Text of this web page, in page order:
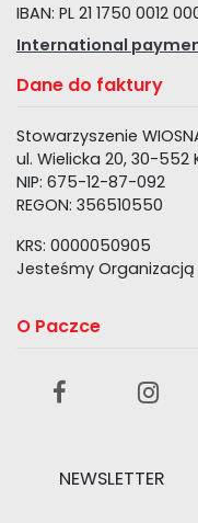
IBAN: PL 21 1750 0012
International
Dane do faktury
Stowarzyszenie
ul. Wielicka 20, 30-552
NIP: 675-12-87-092
REGON: 356510550
KRS: 0000050905
Jesteśmy Organizacją
O Paczce
NEWSLETTER